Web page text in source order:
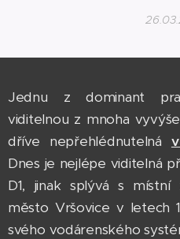
Jednu z dominant
viditelnou z mnoha
dříve nepřehlédnutelná
Dnes je nejlépe viditelná
D1, jinak splývá s místní
město Vršovice v letech
svého vodárenského